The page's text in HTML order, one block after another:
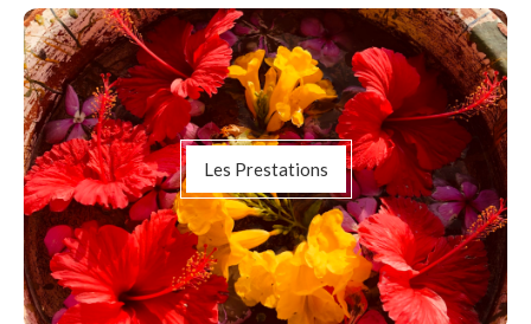
Les Prestations